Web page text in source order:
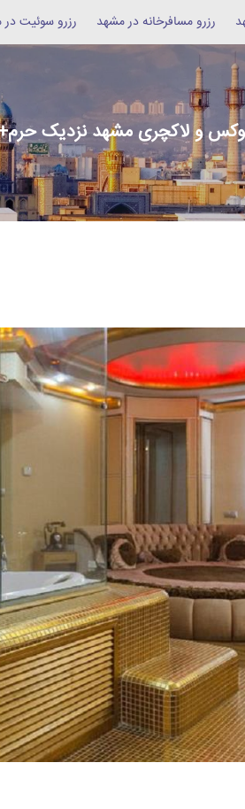
رزرو مسافرخانه در مشهد رزرو سوئیت
و لاکچری مشهد نزدیک